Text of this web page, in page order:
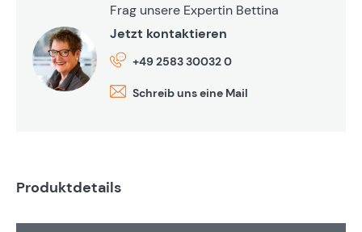
Frag unsere Expertin Bettina
Jetzt kontaktieren
+49 2583 30032 0
Schreib uns eine Mail
Produktdetails